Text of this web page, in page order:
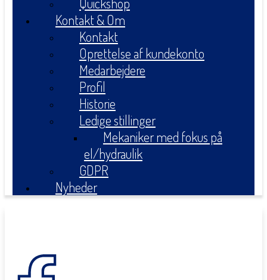
Kontakt & Om
Kontakt
Oprettelse af kundekonto
Medarbejdere
Profil
Historie
Ledige stillinger
Mekaniker med fokus på
el/hydraulik
GDPR
Nyheder